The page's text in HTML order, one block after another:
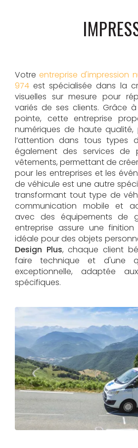
Votreentreprise d'impression
974 est spécialisée dans la
visuelles sur mesure pour
variés de ses clients. Grâce
pointe, cette entreprise
numériques de haute
l’attention dans tous types
également des services de
vêtements, permettant de
pour les entreprises et les
de véhicule est une autre
transformant tout type de
communication mobile et
avec des équipements de
entreprise assure une
idéale pour des objets
Design Plus, chaque client
faire technique et d'une
exceptionnelle, adaptée
spécifiques.